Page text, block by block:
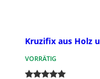
Kruzifix aus Holz
VORRÄTIG